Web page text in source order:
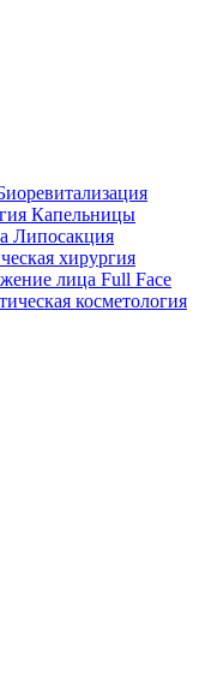
Капельницы
Липосакция
хирургия
лица Full Face
косметология